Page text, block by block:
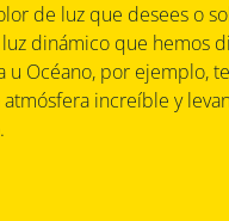
de luz que desees o
dinámico que hemos
u Océano, por ejemplo,
atmósfera increíble y